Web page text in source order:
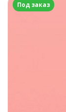
Под заказ